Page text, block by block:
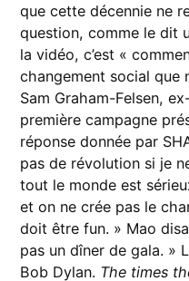
que cette décennie ne
question, comme le dit
la vidéo, c’est «
changement social que
Sam Graham-Felsen,
première campagne
réponse donnée par
pas de révolution si je
tout le monde est
et on ne crée pas le
doit être fun. » Mao
pas un dîner de gala. »
Bob Dylan. The times